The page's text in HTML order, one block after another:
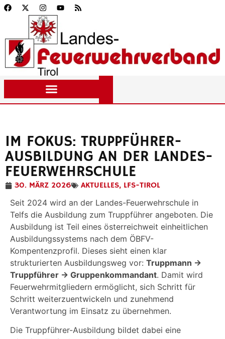
IM FOKUS: TRUPPFÜHRER-
AUSBILDUNG AN DER LANDES-
FEUERWEHRSCHULE
30. MÄRZ 2026 AKTUELLES, LFS-TIROL
Seit 2024 wird an der Landes-Feuerwehrschule in
Telfs die Ausbildung zum Truppführer angeboten. Die
Ausbildung ist Teil eines österreichweit einheitlichen
Ausbildungssystems nach dem ÖBFV-
Kompentenzprofil. Dieses sieht einen klar
strukturierten Ausbildungsweg vor: Truppmann →
Truppführer → Gruppenkommandant. Damit wird
Feuerwehrmitgliedern ermöglicht, sich Schritt für
Schritt weiterzuentwickeln und zunehmend
Verantwortung im Einsatz zu übernehmen.
Die Truppführer-Ausbildung bildet dabei eine